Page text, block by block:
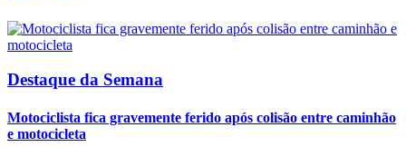
Destaque da Semana
Motociclista fica gravemente ferido após colisão entre caminhão
e motocicleta